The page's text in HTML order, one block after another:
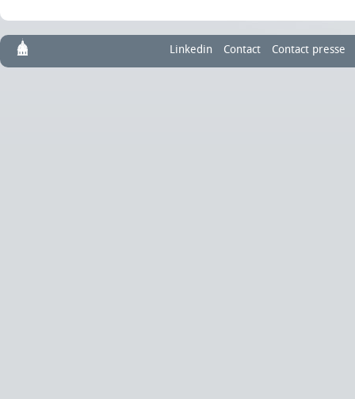
Linkedin Contact Contact presse